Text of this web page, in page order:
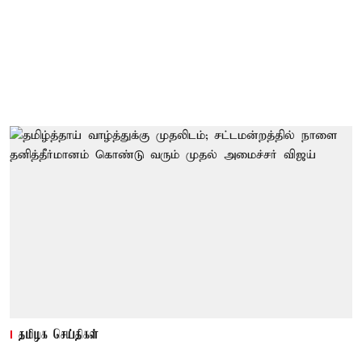
தமிழக செய்திகள்